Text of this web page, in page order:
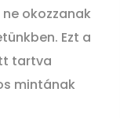
okozzanak
Ezt a
tartva
mintának